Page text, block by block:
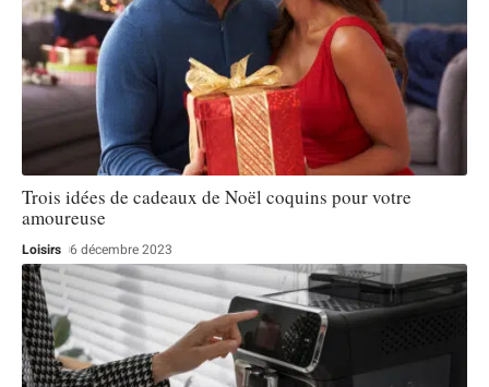
Trois idées de cadeaux de Noël coquins pour votre
amoureuse
Loisirs 6 décembre 2023